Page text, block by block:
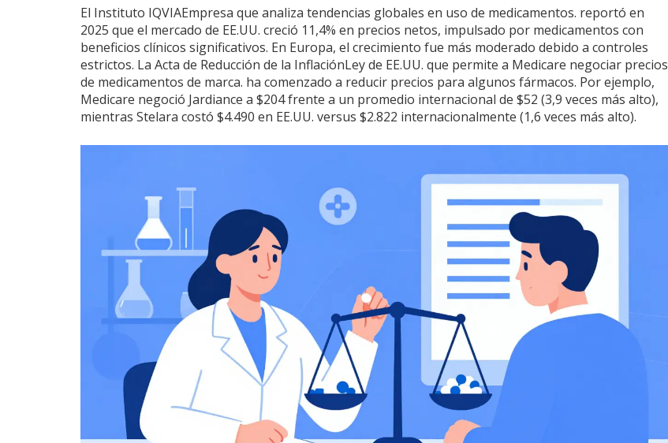
El Instituto IQVIAEmpresa que analiza tendencias globales en uso de medicamentos. reportó en
2025 que el mercado de EE.UU. creció 11,4% en precios netos, impulsado por medicamentos con
beneficios clínicos significativos. En Europa, el crecimiento fue más moderado debido a controles
estrictos. La Acta de Reducción de la InflaciónLey de EE.UU. que permite a Medicare negociar precios
de medicamentos de marca. ha comenzado a reducir precios para algunos fármacos. Por ejemplo,
Medicare negoció Jardiance a $204 frente a un promedio internacional de $52 (3,9 veces más alto),
mientras Stelara costó $4.490 en EE.UU. versus $2.822 internacionalmente (1,6 veces más alto).